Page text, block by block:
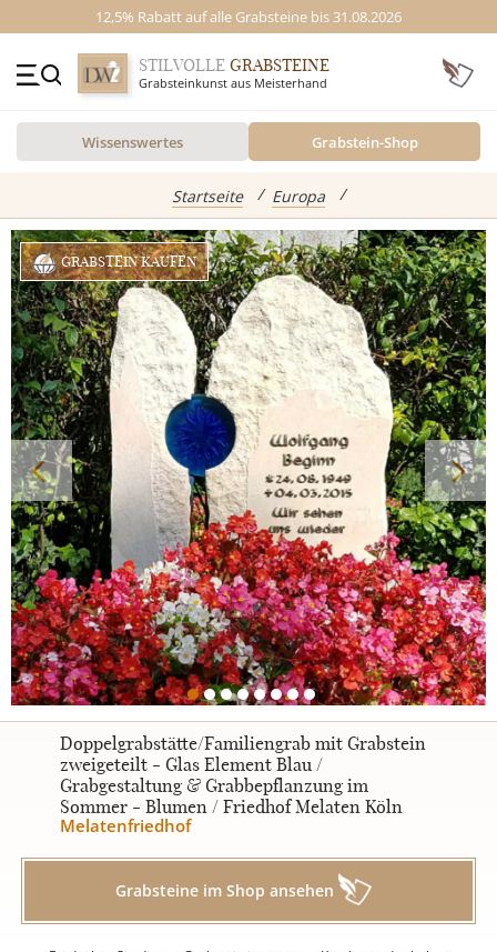
12,5% Rabatt auf alle Grabsteine bis 31.08.2026
Kontakt
GRABSTEINE
Alle Grabsteine
Einzelgrabsteine
Doppelgrabsteine
Kindergrabsteine
Urnengrabsteine
STILE
Klassisch
Romantisch
Modern
STILVOLLE GRABSTEINE
Grabsteinkunst aus Meisterhand
Wissenswertes Grabstein-Shop
Startseite Europa
Inspiration
abgebildete Produkte
Standort
Grabstein Shop
GRABSTEIN KAUFEN
Doppelgrabstätte/Familiengrab mit Grabstein
zweigeteilt - Glas Element Blau /
Grabgestaltung & Grabbepflanzung im
Sommer - Blumen / Friedhof Melaten Köln
Melatenfriedhof
Grabsteine im Shop ansehen